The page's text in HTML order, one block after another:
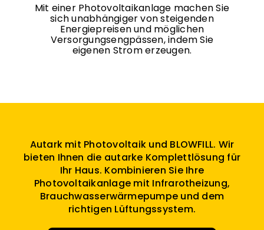
Mit einer Photovoltaikanlage machen Sie
sich unabhängiger von steigenden
Energiepreisen und möglichen
Versorgungsengpässen, indem Sie
eigenen Strom erzeugen.
Autark mit Photovoltaik und BLOWFILL. Wir
bieten Ihnen die autarke Komplettlösung für
Ihr Haus. Kombinieren Sie Ihre
Photovoltaikanlage mit Infrarotheizung,
Brauchwasserwärmepumpe und dem
richtigen Lüftungssystem.